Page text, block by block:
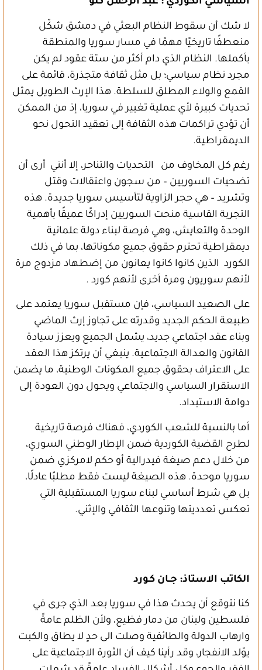
السياسي الكوردي : عبد الرحمن گلو
لا شك أن سقوط النظام البعثي في دمشق شكّل
منعطفًا تاريخيًا مهمًا في مسار سوريا والمنطقة
بأكملها. النظام الذي دام أكثر من ستة عقود لم يكن
مجرد نظام سياسي؛ بل مثل ثقافة متجذرة، قائمة على
القمع والولاء المطلق للسلطة. هذا الإرث الطويل يمثل
تحديات كبيرة لأي عملية تغيير في سوريا، إذ من الممكن
أن تؤدي تراكمات هذه الثقافة إلى تعقيد التحول نحو
الديمقراطية.
رغم كل المخاوف من التحديات والتناحر، إلا أنني أرى أن
تضحيات السوريين – من سجون واعتقالات وقتل
وتشريد – هي حجر الزاوية لتأسيس سوريا جديدة. هذه
التجربة القاسية منحت السوريين إدراكًا عميقًا بأهمية
الوحدة والتعايش، وهي فرصة لبناء دولة علمانية
ديمقراطية تحترم حقوق جميع مكوناتها، بما في ذلك
الكورد الذين كانوا كانوا يعانون من إضطهاد مزدوج مرة
لأنهم سوريون ومرة أخرى لأنهم كورد .
على الصعيد السياسي، فإن مستقبل سوريا يعتمد على
طبيعة الحكم الجديد وقدرته على تجاوز إرث الماضي
وبناء عقد اجتماعي جديد، يشمل الجميع ويعزز سيادة
القانون والعدالة الاجتماعية. ينبغي أن يرتكز هذا العقد
على الاعتراف بحقوق جميع المكونات الوطنية، ما يضمن
الاستقرار السياسي والاجتماعي ويحول دون العودة إلى
دوامة الاستبداد.
أما بالنسبة للشعب الكوردي، فهناك فرصة تاريخية
لطرح القضية الكوردية ضمن الإطار الوطني السوري،
من خلال دعم صيغة فيدرالية أو حكم لامركزي ضمن
سوريا موحدة. هذه الصيغة ليست فقط مطلبًا عادلًا،
بل هي شرط أساسي لبناء سوريا المستقبلية التي
تعكس تعدديتها وتنوعها الثقافي والإثني.
الكاتب الاستاذ: جــان كـورد
كنا نتوقع أن يحدث هذا في سوريا بعد الذي جرى في
فلسطين ولبنان من دمار فظيع، ولأن الظلم عامةً
وارهاب الدولة والطائفية وصلت الى حدٍ لا يطاق والكبت
يوّلد الانفجار، وقد رأينا كيف أن الثورة الاجتماعية على